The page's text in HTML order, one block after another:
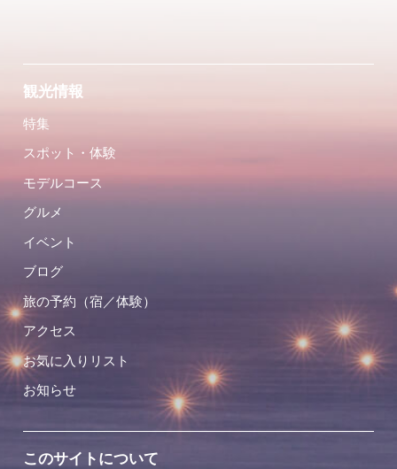
観光情報
特集
スポット・体験
モデルコース
グルメ
イベント
ブログ
旅の予約（宿／体験）
アクセス
お気に入りリスト
お知らせ
このサイトについて